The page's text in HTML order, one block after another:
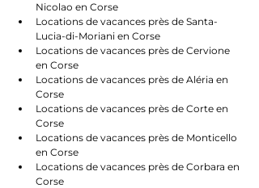
Nicolao en Corse
Locations de vacances près de Santa-
Lucia-di-Moriani en Corse
Locations de vacances près de Cervione
en Corse
Locations de vacances près de Aléria en
Corse
Locations de vacances près de Corte en
Corse
Locations de vacances près de Monticello
en Corse
Locations de vacances près de Corbara en
Corse